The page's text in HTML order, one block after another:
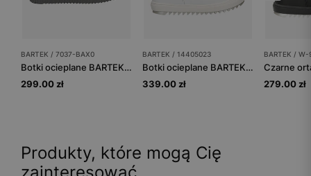
BARTEK / 7037-BAX0
Botki ocieplane BARTEK 7037-BAX0, dla dziewcząt, srebrny
299.00 zł
BARTEK / 14405023
Botki ocieplane BARTEK 14405023, dla dziewcząt, srebrno-biały
339.00 zł
BARTEK /
279.00 zł
Produkty, które mogą Cię